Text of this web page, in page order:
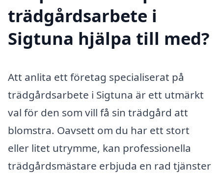
trädgårdsarbete i
Sigtuna hjälpa till med?
Att anlita ett företag specialiserat på
trädgårdsarbete i Sigtuna är ett utmärkt
val för den som vill få sin trädgård att
blomstra. Oavsett om du har ett stort
eller litet utrymme, kan professionella
trädgårdsmästare erbjuda en rad tjänster